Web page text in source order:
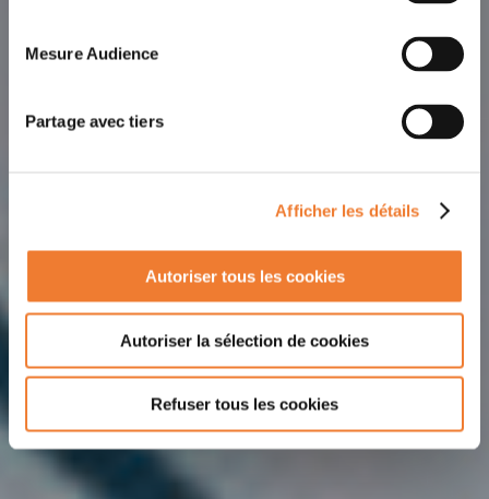
Mesure Audience
Partage avec tiers
Afficher les détails
Autoriser tous les cookies
Autoriser la sélection de cookies
Refuser tous les cookies